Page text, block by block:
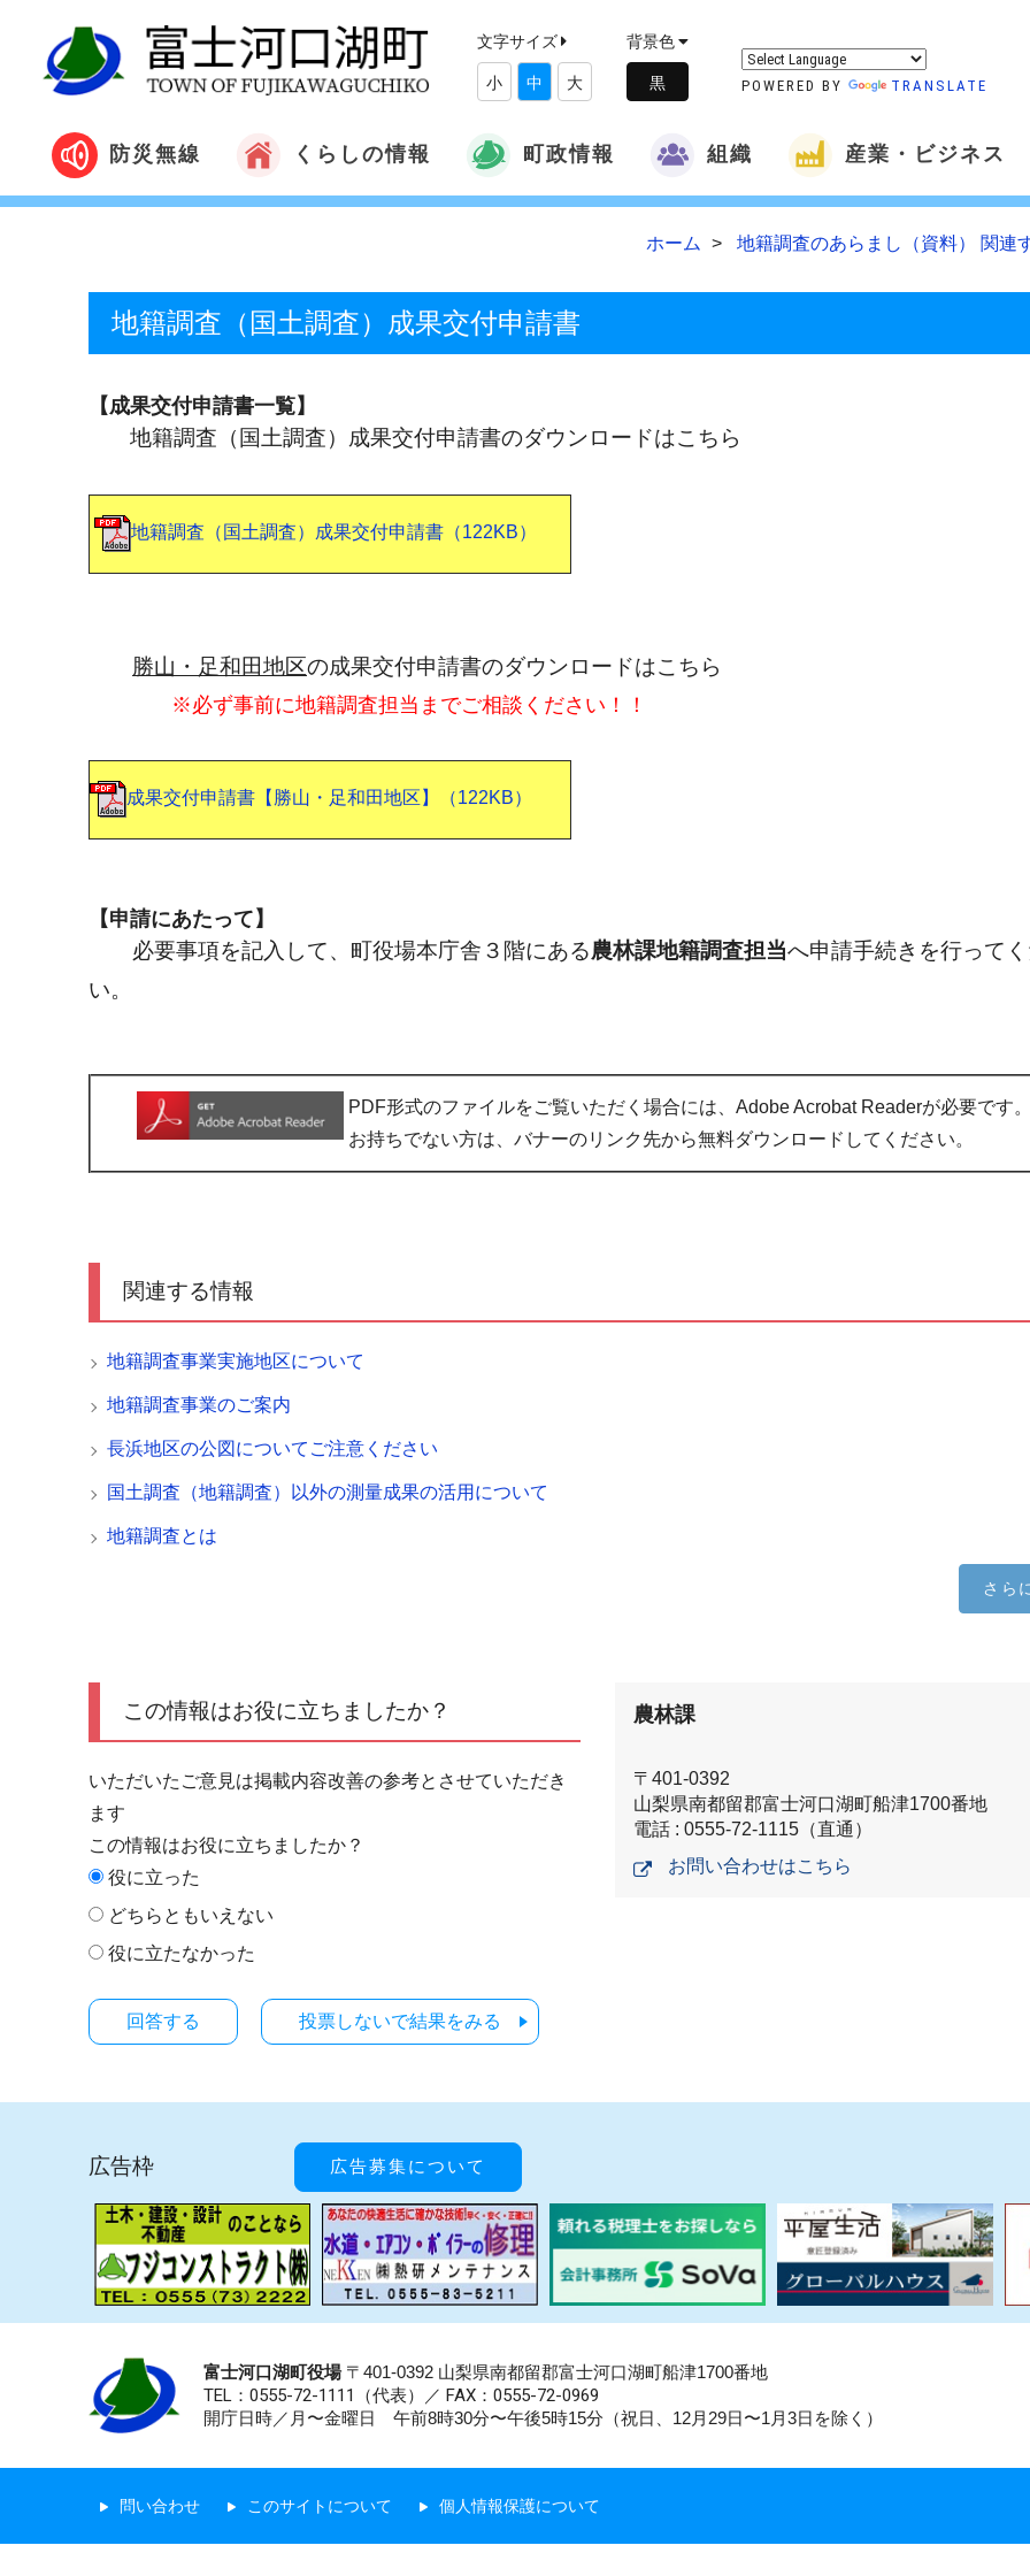
文字サイズ
小 中 大
背景色
POWERED BY TRANSLATE
防災無線 くらしの情報 町政情報 組織 産業・ビジネス
ホーム 地籍調査のあらまし（資料） 関連
地籍調査（国土調査）成果交付申請書
【成果交付申請書一覧】
地籍調査（国土調査）成果交付申請書のダウンロードはこちら
地籍調査（国土調査）成果交付申請書（122KB）
勝山・足和田地区の成果交付申請書のダウンロードはこちら
※必ず事前に地籍調査担当までご相談ください！！
成果交付申請書【勝山・足和田地区】（122KB）
【申請にあたって】
必要事項を記入して、町役場本庁舎３階にある農林課地籍調査担当へ申請手続きを行って
い。
PDF形式のファイルをご覧いただく場合には、Adobe Acrobat Readerが必要です
お持ちでない方は、バナーのリンク先から無料ダウンロードしてください。
関連する情報
地籍調査事業実施地区について
地籍調査事業のご案内
長浜地区の公図についてご注意ください
国土調査（地籍調査）以外の測量成果の活用について
地籍調査とは
さら
この情報はお役に立ちましたか？
いただいたご意見は掲載内容改善の参考とさせていただき
ます
この情報はお役に立ちましたか？
役に立った
どちらともいえない
役に立たなかった
投票しないで結果をみる
農林課
〒401-0392
山梨県南都留郡富士河口湖町船津1700番地
電話 : 0555-72-1115（直通）
お問い合わせはこちら
広告枠 広告募集について
富士河口湖町役場〒401-0392 山梨県南都留郡富士河口湖町船津1700番地
TEL：0555-72-1111 （代表）／ FAX：0555-72-0969
開庁日時／月〜金曜日 午前8時30分〜午後5時15分（祝日、12月29日〜1月3日を除く）
問い合わせ このサイトについて 個人情報保護について